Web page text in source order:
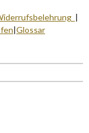
|
|Glossar